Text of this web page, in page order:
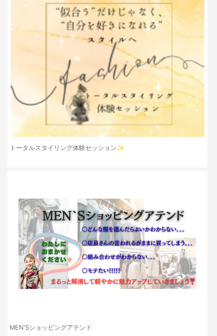
トータルスタイリング体験セッション✨
MEN'Sショッピングアテンド